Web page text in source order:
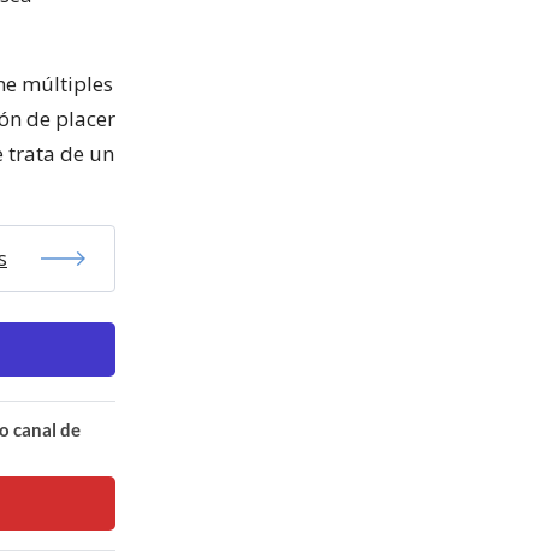
múltiples
de placer
trata de un
canal de